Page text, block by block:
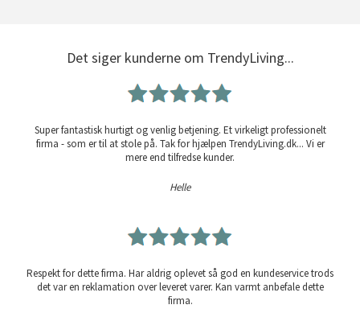
Det siger kunderne om TrendyLiving...
Super fantastisk hurtigt og venlig betjening. Et virkeligt professionelt
firma - som er til at stole på. Tak for hjælpen TrendyLiving.dk... Vi er
mere end tilfredse kunder.
Helle
Respekt for dette firma. Har aldrig oplevet så god en kundeservice trods
det var en reklamation over leveret varer. Kan varmt anbefale dette
firma.